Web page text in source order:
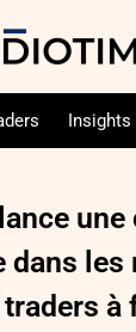
Insights
une
dans les
à